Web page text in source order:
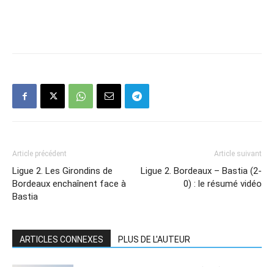
Article précédent
Ligue 2. Les Girondins de
Bordeaux enchaînent face à
Bastia
Article suivant
Ligue 2. Bordeaux – Bastia (2-
0) : le résumé vidéo
ARTICLES CONNEXES PLUS DE L'AUTEUR